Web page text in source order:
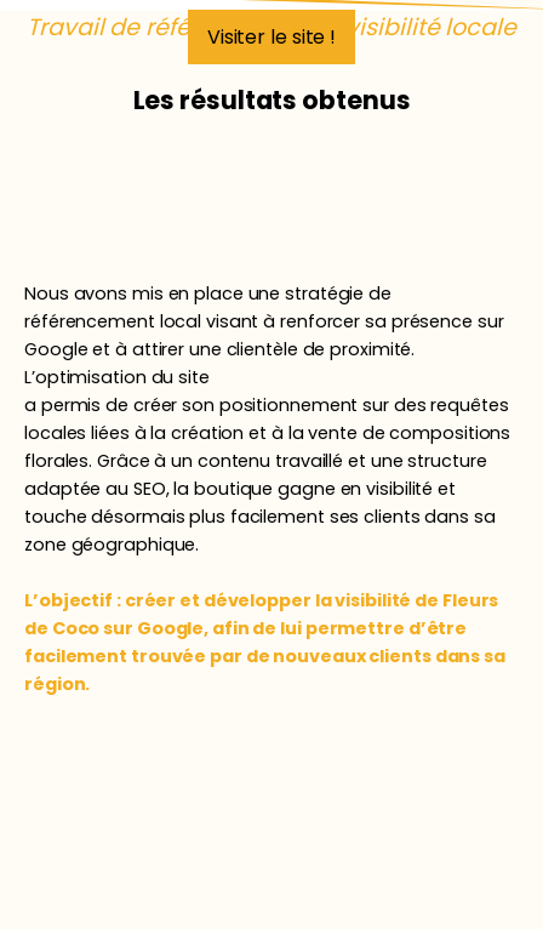
Visiter le site !
Les résultats obtenus
Travail de référencement & visibilité locale
Nous avons mis en place une stratégie de
référencement local visant à renforcer sa présence sur
Google et à attirer une clientèle de proximité.
L’optimisation du site
a permis de créer son positionnement sur des requêtes
locales liées à la création et à la vente de compositions
florales. Grâce à un contenu travaillé et une structure
adaptée au SEO, la boutique gagne en visibilité et
touche désormais plus facilement ses clients dans sa
zone géographique.
L’objectif : créer et développer la visibilité de Fleurs
de Coco sur Google, afin de lui permettre d’être
facilement trouvée par de nouveaux clients dans sa
région.